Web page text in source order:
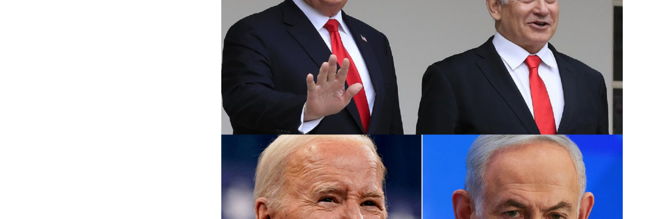
دمشق قتل فيها 16 شخصًا منهم مسؤول إيراني كبير في فيلق القدس.
وتسود حالة من التوترات الأمنية في إسرائيل بعد أن أعلنت اغتيال القائد العسكري البارز بـ”الحزب”
فؤاد شكر في غارة جوية على مبنى في ضاحية بيروت الجنوبية، قبل أن يعلن الحزب اغتياله مساء
وبعدها بساعات أعلنت “حماس” اغتيال إسرائيل رئيس مكتبها السياسي إسماعيل هنية بغارة إسرائيلية
استهدفت مقر إقامته في طهران التي وصلها للمشاركة في حفل تنصيب الرئيس الإيراني الجديد
مسعود بزشكيان.
ومنذ 8 تشرين الأول تتبادل فصائل لبنانية وفلسطينية في لبنان، أبرزها “الحزب”، مع الجيش الإسرائيلي
قصفا يوميا عبر “الخط الأزرق” الفاصل، أسفر عن مئات القتلى والجرحى معظمهم في الجانب اللبناني.
وترهن الفصائل وقف القصف بإنهاء إسرائيل حربا تشنها بدعم أميركي على قطاع غزة منذ 7 تشرين
الأول، ما خلّف أكثر من 130 ألف قتيل وجريح فلسطينيين، معظمهم أطفال ونساء، وما يزيد على 10
آلاف مفقود.